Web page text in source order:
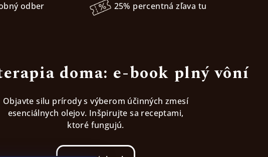
odber 25% percentná zľava tu
doma: e-book plný vôní
Objavte silu prírody s výberom účinných zmesí
esenciálnych olejov. Inšpirujte sa receptami,
ktoré fungujú.